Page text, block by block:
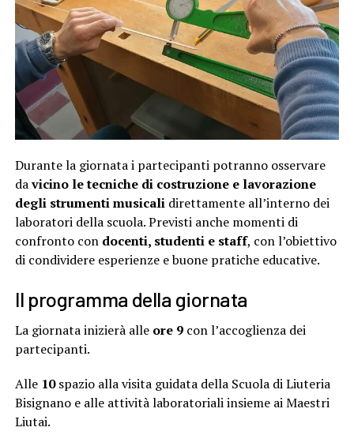
Durante la giornata i partecipanti potranno osservare
davicino le tecniche di costruzione e lavorazione
degli strumenti musicalidirettamente all’interno dei
laboratori della scuola. Previsti anche momenti di
confronto con docenti, studenti e staff, con l’obiettivo
di condividere esperienze e buone pratiche educative.
Il programma della giornata
La giornata inizierà alle ore 9con l’accoglienza dei
partecipanti.
Alle 10spazio alla visita guidata della Scuola di Liuteria
Bisignano e alle attività laboratoriali insieme ai Maestri
Liutai.